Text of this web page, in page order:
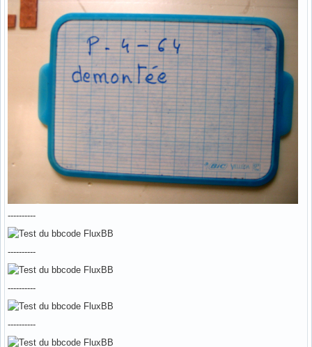
----------
----------
----------
----------